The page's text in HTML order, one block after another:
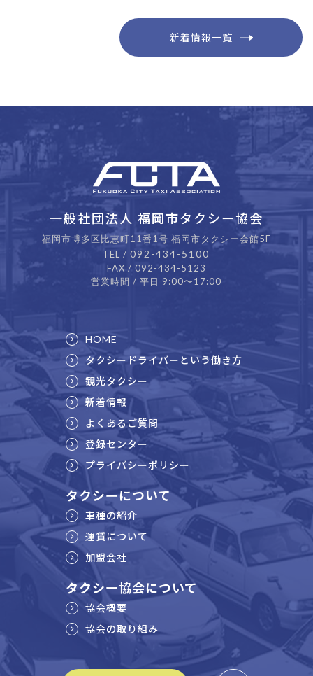
新着情報一覧
一般社団法人 福岡市タクシー協会
福岡市博多区比恵町11番1号 福岡市タクシー会館5F
TEL /092-434-5100
FAX / 092-434-5123
営業時間 / 平日 9:00〜17:00
HOME
タクシードライバーという働き方
観光タクシー
新着情報
よくあるご質問
登録センター
プライバシーポリシー
タクシーについて
車種の紹介
運賃について
加盟会社
タクシー協会について
協会概要
協会の取り組み